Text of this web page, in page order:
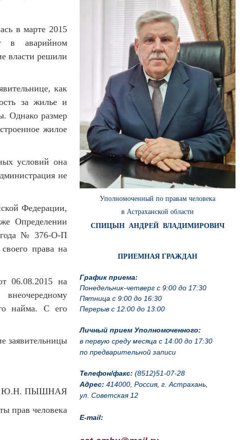
Уполномоченный по правам человека
в Астраханской области
СПИЦЫН АНДРЕЙ ВЛАДИМИРОВИЧ
ПРИЕМНАЯ ГРАЖДАН
График приема:
Понедельник-четверг с 9:00 до 17:30
Пятница с 9:00 до 16:30
Перерыв с 12:00 до 13:00
Личный прием Уполномоченного:
в первую среду месяца с 14:00 до 17:30
по предварительной записи
Телефон/факс: (8512)51-07-28
Адрес: 414000, Россия, г. Астрахань,
ул. Советская 12
E-mail:
в марте 2015
в аварийном
власти решили
как
за жилье и
Однако размер
жилое
условий она
не
Федерации,
Определении
года № 376-О-П
права на
06.08.2015 на
найма. С его
заявительницы
Ю.Н. ПЫШНАЯ
прав человека